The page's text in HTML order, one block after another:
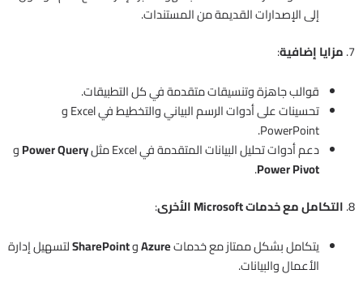
إلى الإصدارات القديمة من المستندات.
7. مزايا إضافية:
قوالب جاهزة وتنسيقات متقدمة في كل التطبيقات.
تحسينات على أدوات الرسم البياني والتخطيط في Excel و
PowerPoint.
دعم أدوات تحليل البيانات المتقدمة في Excel مثل
Power Queryو
Power Pivot
.
8. التكامل مع خدمات Microsoft الأخرى
:
يتكامل بشكل ممتاز مع خدماتAzureوSharePointلتسهيل إدارة
الأعمال والبيانات.